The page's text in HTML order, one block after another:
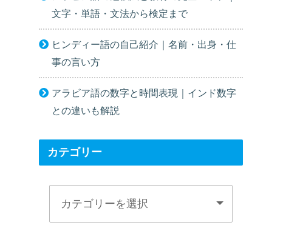
文字・単語・文法から検定まで
ヒンディー語の自己紹介｜名前・出身・仕
事の言い方
アラビア語の数字と時間表現｜インド数字
との違いも解説
カテゴリー